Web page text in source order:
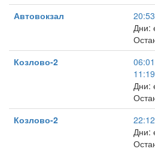
Автовокзал
20:53
Дни:
Козлово-2
06:01
11:19
Дни:
Козлово-2
22:12
Дни: